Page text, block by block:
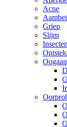
Acne
Griep
Slijm